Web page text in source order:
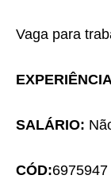
Vaga para
SALÁRIO:
CÓD:6975947